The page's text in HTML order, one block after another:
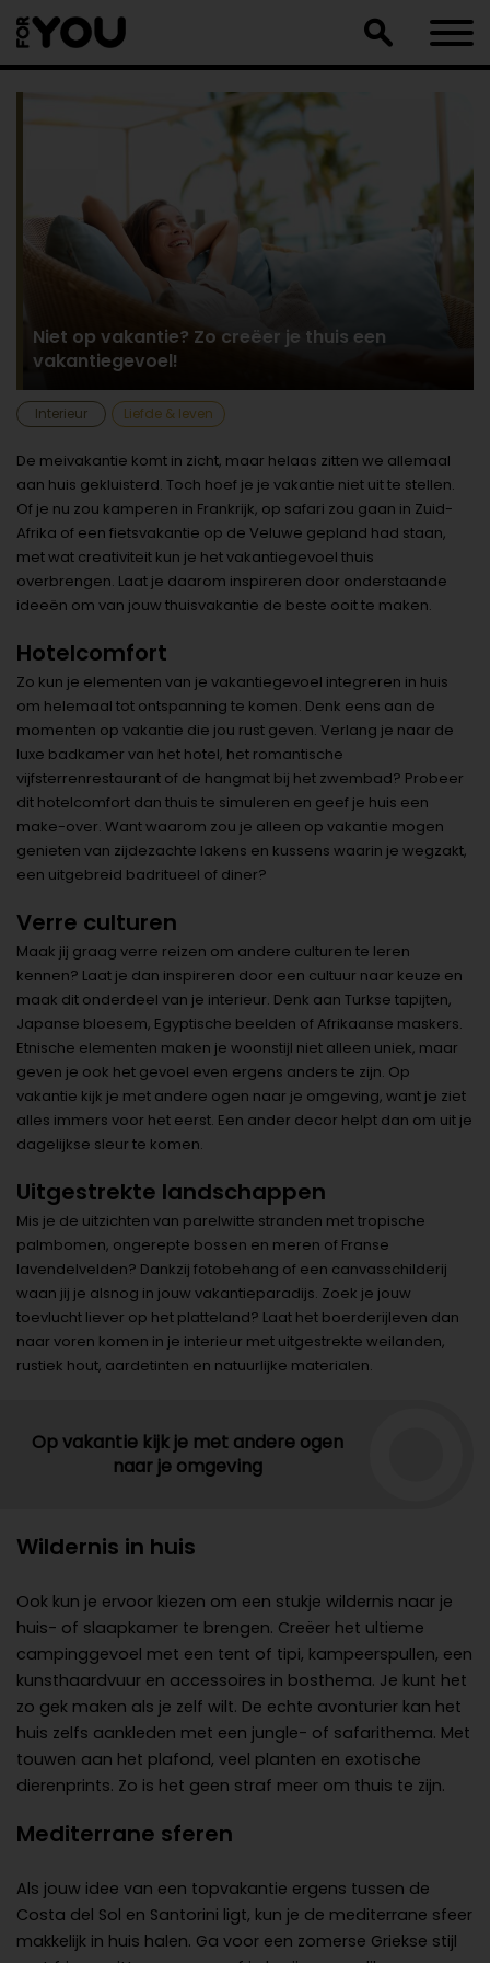
naar
artikel
Niet op vakantie? Zo creëer je thuis een
vakantiegevoel!
Interieur Liefde & leven
De meivakantie komt in zicht, maar helaas zitten we allemaal
aan huis gekluisterd. Toch hoef je je vakantie niet uit te stellen.
Of je nu zou kamperen in Frankrijk, op safari zou gaan in Zuid-
Afrika of een fietsvakantie op de Veluwe gepland had staan,
met wat creativiteit kun je het vakantiegevoel thuis
overbrengen. Laat je daarom inspireren door onderstaande
ideeën om van jouw thuisvakantie de beste ooit te maken.
Hotelcomfort
Zo kun je elementen van je vakantiegevoel integreren in huis
om helemaal tot ontspanning te komen. Denk eens aan de
momenten op vakantie die jou rust geven. Verlang je naar de
luxe badkamer van het hotel, het romantische
vijfsterrenrestaurant of de hangmat bij het zwembad? Probeer
dit hotelcomfort dan thuis te simuleren en geef je huis een
make-over. Want waarom zou je alleen op vakantie mogen
genieten van zijdezachte lakens en kussens waarin je wegzakt,
een uitgebreid badritueel of diner?
Verre culturen
Maak jij graag verre reizen om andere culturen te leren
kennen? Laat je dan inspireren door een cultuur naar keuze en
maak dit onderdeel van je interieur. Denk aan Turkse tapijten,
Japanse bloesem, Egyptische beelden of Afrikaanse maskers.
Etnische elementen maken je woonstijl niet alleen uniek, maar
geven je ook het gevoel even ergens anders te zijn. Op
vakantie kijk je met andere ogen naar je omgeving, want je ziet
alles immers voor het eerst. Een ander decor helpt dan om uit je
dagelijkse sleur te komen.
Uitgestrekte landschappen
Mis je de uitzichten van parelwitte stranden met tropische
palmbomen, ongerepte bossen en meren of Franse
lavendelvelden? Dankzij fotobehang of een canvasschilderij
waan jij je alsnog in jouw vakantieparadijs. Zoek je jouw
toevlucht liever op het platteland? Laat het boerderijleven dan
naar voren komen in je interieur met uitgestrekte weilanden,
rustiek hout, aardetinten en natuurlijke materialen.
Op vakantie kijk je met andere ogen
naar je omgeving
Wildernis in huis
Ook kun je ervoor kiezen om een stukje wildernis naar je
huis- of slaapkamer te brengen. Creëer het ultieme
campinggevoel met een tent of tipi, kampeerspullen, een
kunsthaardvuur en accessoires in bosthema. Je kunt het
zo gek maken als je zelf wilt. De echte avonturier kan het
huis zelfs aankleden met een jungle- of safarithema. Met
touwen aan het plafond, veel planten en exotische
dierenprints. Zo is het geen straf meer om thuis te zijn.
Mediterrane sferen
Als jouw idee van een topvakantie ergens tussen de
Costa del Sol en Santorini ligt, kun je de mediterrane sfeer
makkelijk in huis halen. Ga voor een zomerse Griekse stijl